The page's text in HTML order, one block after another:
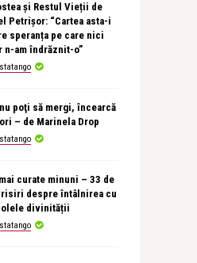
și Restul Vieții de
Petrișor: “Cartea asta-i
speranța pe care nici
n-am îndrăznit-o”
poţi să mergi, încearcă
– de Marinela Drop
curate minuni – 33 de
despre întâlnirea cu
divinității